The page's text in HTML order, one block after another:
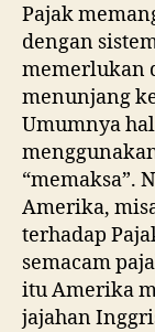
Pajak
dengan
memerlukan
menunjang
Umumnya
“memaksa”.
Amerika,
terhadap
semacam
itu Amerika
jajahan